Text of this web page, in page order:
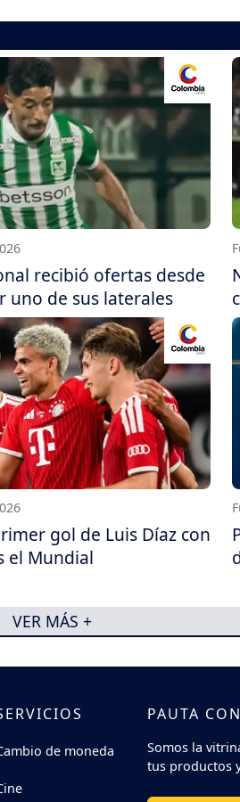
recibió ofertas desde
uno de sus laterales
gol de Luis Díaz con
el Mundial
VER MÁS +
de moneda
PAUTA
Somos la
tus productos